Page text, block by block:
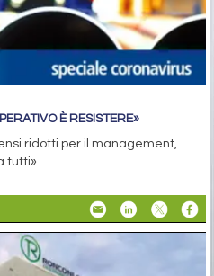
È RESISTERE»
ridotti per il management,
tutti»